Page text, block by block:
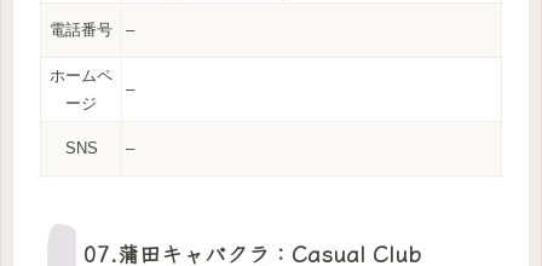
電話番号 –
ホームペ
ージ
–
SNS –
07.蒲田キャバクラ：Casual Club